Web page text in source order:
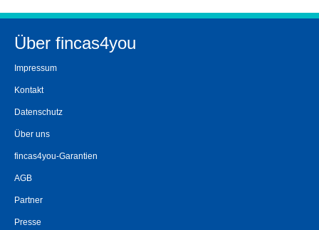
Über fincas4you
Impressum
Kontakt
Datenschutz
Über uns
fincas4you-Garantien
AGB
Partner
Presse